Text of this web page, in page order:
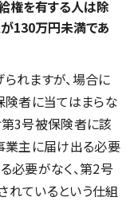
権を有する人は除
が130万円未満であ
れますが、場合に
険者に当てはまらな
3号被保険者に該
業主に届け出る必要
必要がなく、第2号
ているという仕組